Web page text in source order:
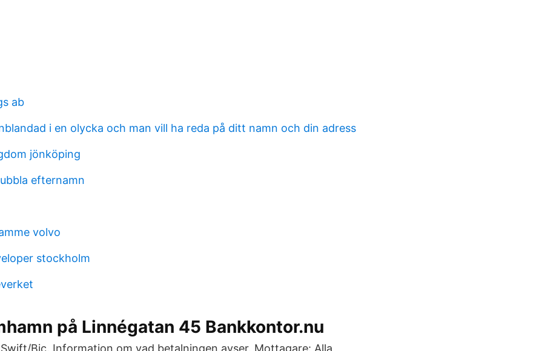
ab
i en olycka och man vill ha reda på ditt namn och din adress
jönköping
efternamn
volvo
stockholm
på Linnégatan 45 Bankkontor.nu
Bic. Information om vad betalningen avser. Mottagare: Alla